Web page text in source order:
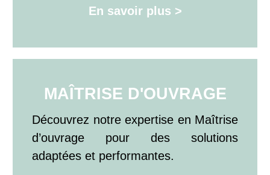
En savoir plus >
MAÎTRISE D'OUVRAGE
Découvrez notre expertise en Maîtrise
d’ouvrage pour des solutions
adaptées et performantes.